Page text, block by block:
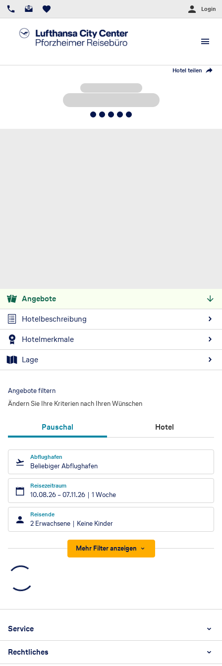
Login
Hotel teilen
5
Angebote
Hotelbeschreibung
Hotelmerkmale
Lage
Angebote filtern
Ändern Sie Ihre Kriterien nach Ihren Wünschen
Pauschal Hotel
Abflughafen
Beliebiger Abflughafen
Reisezeitraum
10.08.26 –07.11.26 1 Woche
Reisende
2 Erwachsene Keine Kinder
Mehr Filter anzeigen
Service
Unternehmen
Rechtliches